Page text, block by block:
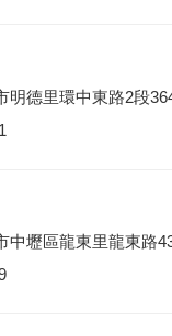
明德里環中東路2段
中壢區龍東里龍東路